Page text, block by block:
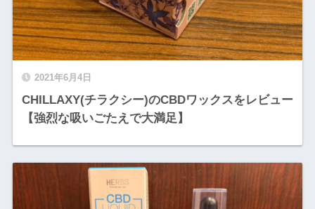
2021年6月4日
CHILLAXY(チラクシー)のCBDワックスをレビュー
【強烈な吸いごたえで大満足】